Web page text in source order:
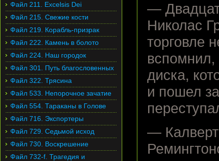
—
Николас
торговле
вспомнил,
диска,
и пошел
—
Файл 211. Excelsis Dei
Файл 215. Свежие кости
Файл 219. Корабль-призрак
Файл 222. Камень в болото
Файл 224. Наш городок
Файл 301. Путь благословенных
Файл 322. Трясина
Файл 533. Непорочное зачатие
Файл 554. Тараканы в Голове
Файл 716. Экспортеры
Файл 729. Седьмой исход
Файл 730. Воскрешение
Файл 732-f. Трагедия и